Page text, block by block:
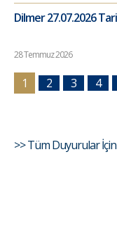
Dilmer 27.07.2026
28 Temmuz 2026
1 2 3 4
>> Tüm Duyurular İçin